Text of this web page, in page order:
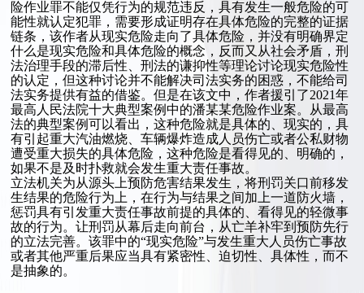
险作业罪不能仅凭行为的规范违反，具有发生一般危险的可
能性就认定犯罪，需要形成证明存在具体危险的完整的证据
链条，该作者从现实危险走向了具体危险，并没有明确界定
什么是现实危险和具体危险的概念，反而又从社会矛盾，刑
法治理手段的滞后性、刑法的谦抑性等理论讨论现实危险性
的认定，但这种讨论并不能解决司法实务的困惑，不能给司
法实务提供有益的借鉴。但是在该文中，作者援引了2021年
最高人民法院十大典型案例中的潘某某危险作业案。从最高
法的典型案例可以看出，这种危险就是具体的、现实的，具
有引起重大汽油燃烧、车辆爆炸造成人员伤亡或者公私财物
遭受重大损失的具体危险，这种危险是看得见的、明确的，
如果不是及时扑救就会发生重大责任事故。
立法机关为从源头上预防危害结果发生，将刑罚关口前移发
生结果的危险行为上，在行为与结果之间加上一道防火墙，
惩罚具有引发重大责任事故前提的具体的、看得见的轻微事
故的行为。让刑罚从幕后走向前台，从亡羊补牢到预防先行
的立法完善。该罪中的“现实危险”与发生重大人员伤亡事故
或者其他严重后果应当具有紧密性、迫切性、具体性，而不
是抽象的。